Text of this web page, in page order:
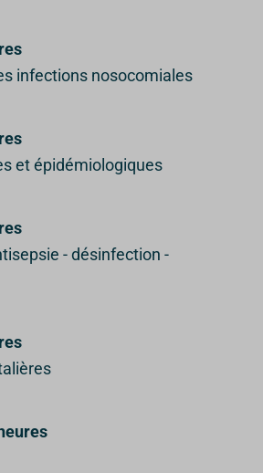
infections nosocomiales
et épidémiologiques
- désinfection -